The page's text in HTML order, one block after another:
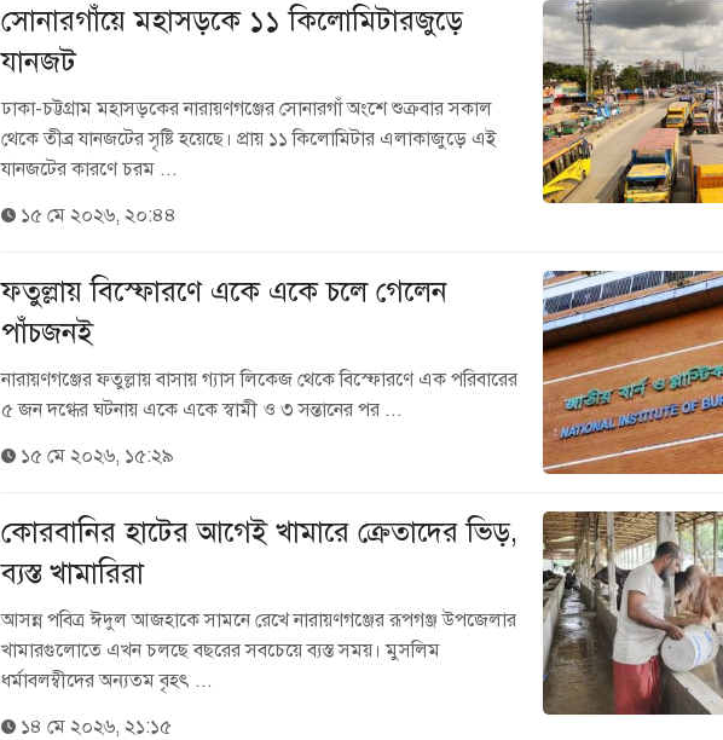
সোনারগাঁয়ে মহাসড়কে ১১ কিলোমিটারজুড়ে
যানজট
ঢাকা-চট্টগ্রাম মহাসড়কের নারায়ণগঞ্জের সোনারগাঁ অংশে শুক্রবার সকাল
থেকে তীব্র যানজটের সৃষ্টি হয়েছে। প্রায় ১১ কিলোমিটার এলাকাজুড়ে এই
যানজটের কারণে চরম ...
১৫ মে ২০২৬, ২০:৪৪
ফতুল্লায় বিস্ফোরণে একে একে চলে গেলেন
পাঁচজনই
নারায়ণগঞ্জের ফতুল্লায় বাসায় গ্যাস লিকেজ থেকে বিস্ফোরণে এক পরিবারের
৫ জন দগ্ধের ঘটনায় একে একে স্বামী ও ৩ সন্তানের পর ...
১৫ মে ২০২৬, ১৫:২৯
কোরবানির হাটের আগেই খামারে ক্রেতাদের ভিড়,
ব্যস্ত খামারিরা
আসন্ন পবিত্র ঈদুল আজহাকে সামনে রেখে নারায়ণগঞ্জের রূপগঞ্জ উপজেলার
খামারগুলোতে এখন চলছে বছরের সবচেয়ে ব্যস্ত সময়। মুসলিম
ধর্মাবলম্বীদের অন্যতম বৃহৎ ...
১৪ মে ২০২৬, ২১:১৫